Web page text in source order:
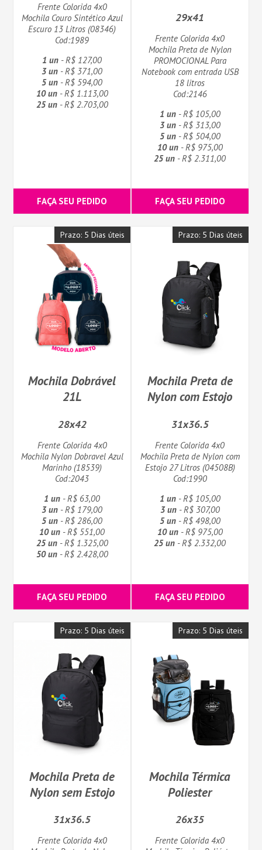
Frente Colorida 4x0
Mochila Couro Sintético Azul
Escuro 13 Litros (08346)
Cod:1989
1 un - R$ 127,00
3 un - R$ 371,00
5 un - R$ 594,00
10 un- R$ 1.113,00
25 un- R$ 2.703,00
FAÇA SEU PEDIDO
29x41
Frente Colorida 4x0
Mochila Preta de Nylon
PROMOCIONAL Para
Notebook com entrada USB
18 litros
Cod:2146
1 un- R$ 105,00
3 un- R$ 313,00
5 un- R$ 504,00
10 un- R$ 975,00
25 un - R$ 2.311,00
FAÇA SEU PEDIDO
Prazo: 5 Dias úteis
Mochila Dobrável
21L
28x42
Frente Colorida 4x0
Mochila Nylon Dobravel Azul
Marinho (18539)
Cod:2043
1 un - R$ 63,00
3 un - R$ 179,00
5 un - R$ 286,00
10 un - R$ 551,00
25 un- R$ 1.325,00
50 un- R$ 2.428,00
FAÇA SEU PEDIDO
Prazo: 5 Dias úteis
Mochila Preta de
Nylon com Estojo
31x36.5
Frente Colorida 4x0
Mochila Preta de Nylon com
Estojo 27 Litros (04508B)
Cod:1990
1 un- R$ 105,00
3 un- R$ 307,00
5 un- R$ 498,00
10 un- R$ 975,00
25 un - R$ 2.332,00
FAÇA SEU PEDIDO
Prazo: 5 Dias úteis
Mochila Preta de
Nylon sem Estojo
31x36.5
Frente Colorida 4x0
Prazo: 5 Dias úteis
Mochila Térmica
Poliester
26x35
Frente Colorida 4x0